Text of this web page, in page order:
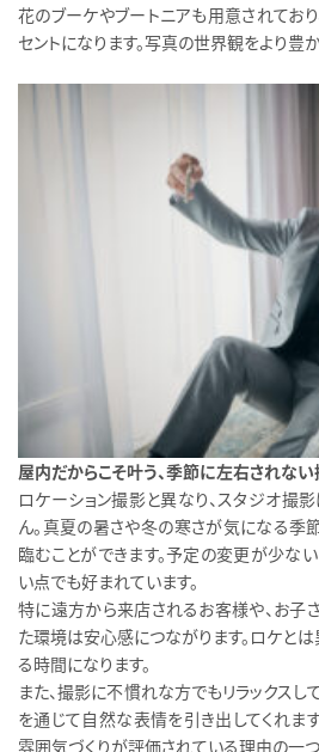
花のブーケやブートニアも用意されてお
セントになります。写真の世界観をより豊
屋内だからこそ叶う、季節に左右されな
ロケーション撮影と異なり、スタジオ撮
ん。真夏の暑さや冬の寒さが気になる季
臨むことができます。予定の変更が少な
い点でも好まれています。
特に遠方から来店されるお客様や、お子
た環境は安心感につながります。ロケと
る時間になります。
また、撮影に不慣れな方でもリラックスし
を通じて自然な表情を引き出してくれま
雰囲気づくりが評価されている理由の一つ